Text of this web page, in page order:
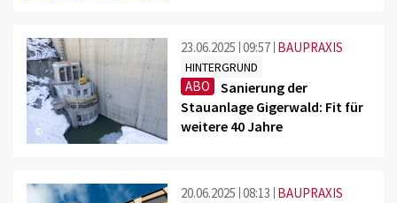
©
23.06.2025 09:57 BAUPRAXIS
HINTERGRUND
ABO
Sanierung der
Stauanlage Gigerwald: Fit für
weitere 40 Jahre
20.06.2025 08:13 BAUPRAXIS